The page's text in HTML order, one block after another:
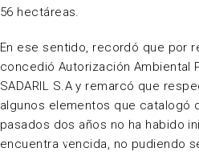
56 hectáreas.
En ese sentido, recordó que por
concedió Autorización Ambiental
SADARIL S.Ay remarcó que
algunos elementos que catalogó
pasados dos años no ha habido
encuentra vencida, no pudiendo